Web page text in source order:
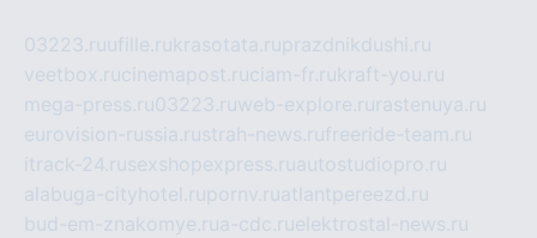
03223.ruufille.rukrasotata.ruprazdnikdushi.ru
veetbox.rucinemapost.ruciam-fr.rukraft-you.ru
mega-press.ru03223.ruweb-explore.ru rastenuya.ru
eurovision-russia.rustrah-news.rufreeride-team.ru
itrack-24.rusexshopexpress.ruautostudiopro.ru
alabuga-cityhotel.rupornv.ruatlantpereezd.ru
bud-em-znakomye.rua-cdc.ruelektrostal-news.ru